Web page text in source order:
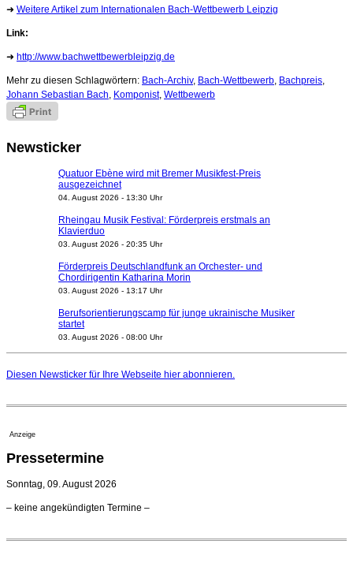
➜ Weitere Artikel zum Internationalen Bach-Wettbewerb Leipzig
Link:
➜ http://www.bachwettbewerbleipzig.de
Mehr zu diesen Schlagwörtern: Bach-Archiv, Bach-Wettbewerb, Bachpreis,
Johann Sebastian Bach, Komponist, Wettbewerb
Newsticker
Quatuor Ebène wird mit Bremer Musikfest-Preis
ausgezeichnet
04. August 2026 - 13:30 Uhr
Rheingau Musik Festival: Förderpreis erstmals an
Klavierduo
03. August 2026 - 20:35 Uhr
Förderpreis Deutschlandfunk an Orchester- und
Chordirigentin Katharina Morin
03. August 2026 - 13:17 Uhr
Berufsorientierungscamp für junge ukrainische Musiker
startet
03. August 2026 - 08:00 Uhr
Nationaltheater Mannheim
Regensburger Generalmusikdirektor Stefan Veselka
Kammerorchester Heilbronn: Chefdirigent Risto Joost
verlängert bis 2030
Ensemblemitglieder
Diesen Newsticker für Ihre Webseite hier abonnieren.
Anzeige
Pressetermine
Sonntag, 09. August 2026
– keine angekündigten Termine –